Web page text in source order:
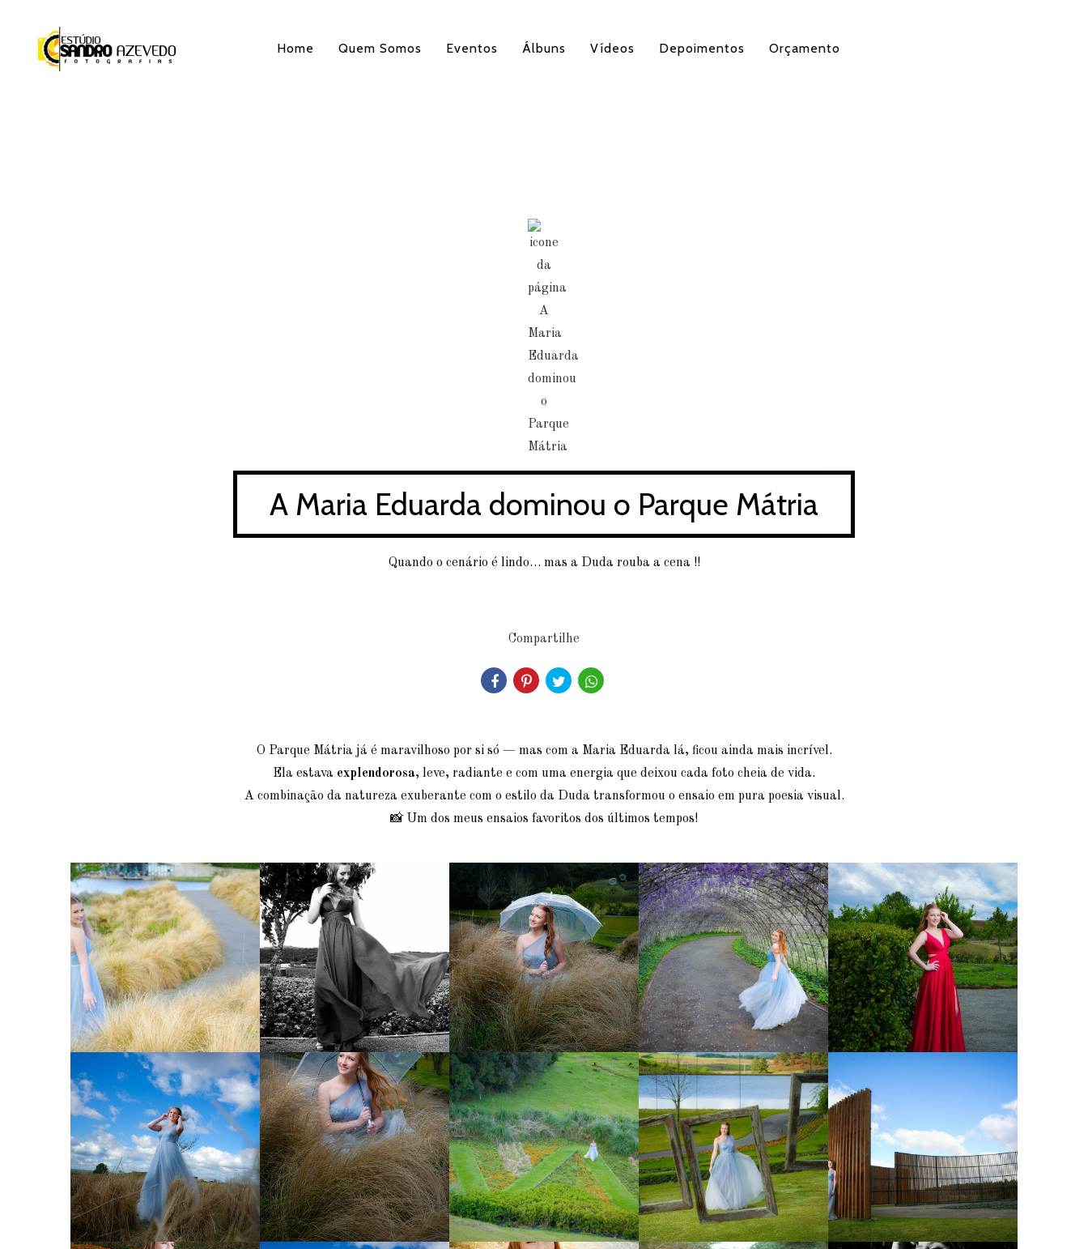
Home Quem Somos Eventos Álbuns Vídeos Depoimentos Orçamento
A Maria Eduarda dominou o Parque Mátria
Quando o cenário é lindo… mas a Duda rouba a cena !!
Compartilhe
O Parque Mátria já é maravilhoso por si só — mas com a Maria Eduarda lá, ficou ainda mais incrível.
Ela estava explendorosa, leve, radiante e com uma energia que deixou cada foto cheia de vida.
A combinação da natureza exuberante com o estilo da Duda transformou o ensaio em pura poesia visual.
📸 Um dos meus ensaios favoritos dos últimos tempos!